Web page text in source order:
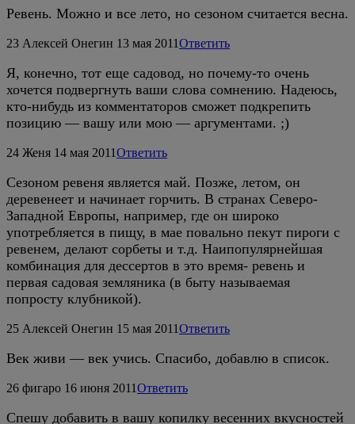
Ревень. Можно и все лето, но сезоном считается весна.
23 Алексей Онегин 13 мая 2011Ответить
Я, конечно, тот еще садовод, но почему-то очень
хочется подвергнуть ваши слова сомнению. Надеюсь,
кто-нибудь из комментаторов сможет подкрепить
позицию — вашу или мою — аргументами. ;)
24 Женя 14 мая 2011Ответить
Сезоном ревеня является май. Позже, летом, он
деревенеет и начинает горчить. В странах Северо-
Западной Европы, например, где он широко
употребляется в пищу, в мае повально пекут пироги с
ревенем, делают сорбеты и т.д. Наипопулярнейшая
комбинация для дессертов в это время- ревень и
первая садовая земляника (в быту называемая
попросту клубникой).
25 Алексей Онегин 15 мая 2011Ответить
Век живи — век учись. Спасибо, добавлю в список.
26 фигаро 16 июня 2011Ответить
Спешу добавить в вашу копилку весенних вкусностей